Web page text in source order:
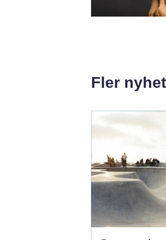
Fler